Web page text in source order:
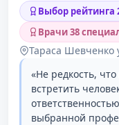
Выбор рейтинга
Врачи 38
Тараса Шевченко
«Не редкость,
встретить
выбранной